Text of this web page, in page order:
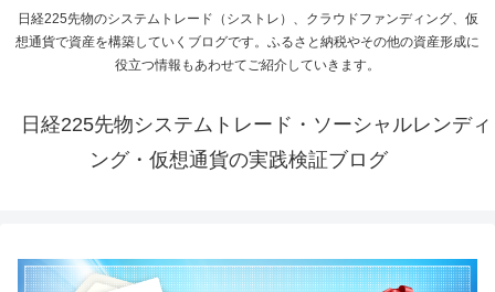
日経225先物のシステムトレード（シストレ）、クラウドファンディング、仮
想通貨で資産を構築していくブログです。ふるさと納税やその他の資産形成に
役立つ情報もあわせてご紹介していきます。
日経225先物システムトレード・ソーシャルレンディ
ング・仮想通貨の実践検証ブログ